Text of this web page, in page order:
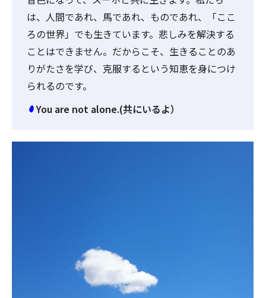
は、人間であれ、馬であれ、ものであれ、「ここ
ろの世界」でも生きています。悲しみを解決する
ことはできません。だからこそ、生きることのあ
りがたさを学び、克服するという知恵を身につけ
られるのです。
You are not alone.(共にいるよ）